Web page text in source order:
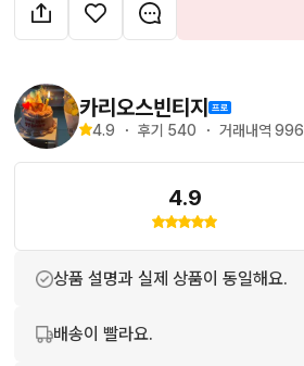
카리오스빈티지
4.9 ・ 후기 540 ・ 거래내역 996
4.9
상품 설명과 실제 상품이 동일해요.
배송이 빨라요.